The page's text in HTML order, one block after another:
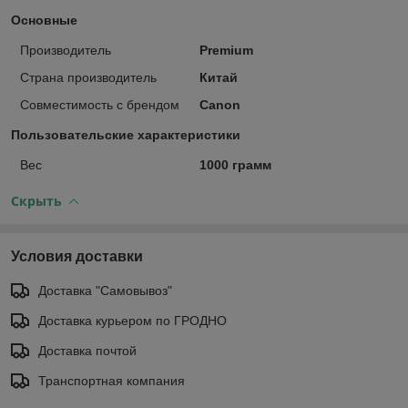
Основные
Производитель
Premium
Страна производитель
Китай
Совместимость с брендом
Canon
Пользовательские характеристики
Вес 1000 грамм
Скрыть
Условия доставки
Доставка "Самовывоз"
Доставка курьером по ГРОДНО
Доставка почтой
Транспортная компания